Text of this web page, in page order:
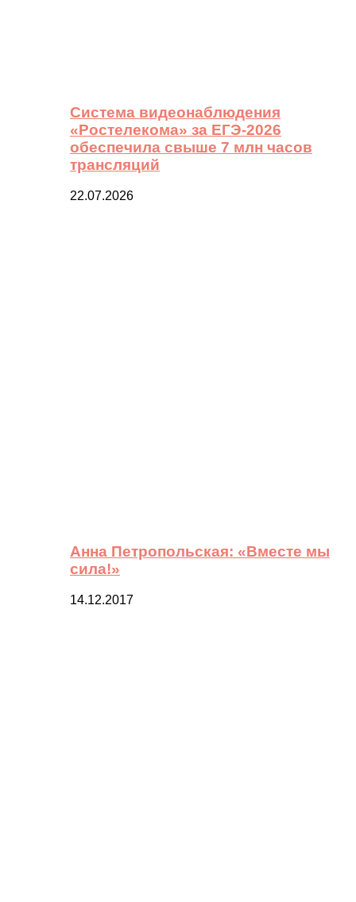
Система видеонаблюдения
«Ростелекома» за ЕГЭ-2026
обеспечила свыше 7 млн часов
трансляций
22.07.2026
Анна Петропольская: «Вместе мы
сила!»
14.12.2017